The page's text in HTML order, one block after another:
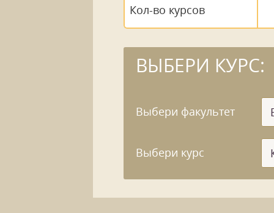
Кол-во курсов
ВЫБЕРИ КУРС:
Выбери факультет
Выбери курс